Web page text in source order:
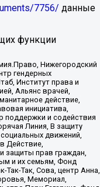
7756/ данные
функции
Нижегородский
гендерных
Институт права и
Альянс врачей,
действие,
инициатива,
поддержки и содействия
Линия, В защиту
движений,
Действие,
защиты прав граждан,
и их семьям, Фонд
Так-Так, Сова, центр Анна,
Мемориал,